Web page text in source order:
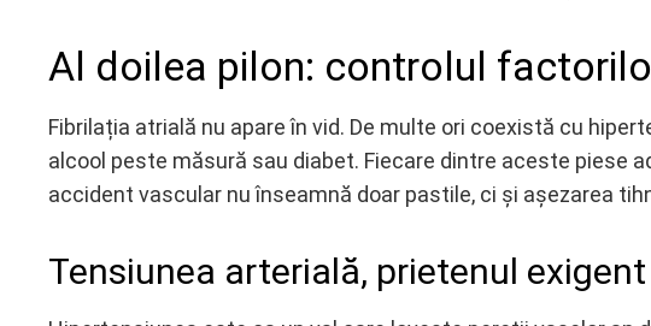
Al doilea pilon: controlul
Fibrilația atrială nu apare în vid. De multe ori coexistă cu
alcool peste măsură sau diabet. Fiecare dintre aceste piese
accident vascular nu înseamnă doar pastile, ci și așezarea
Tensiunea arterială, prietenul exigent